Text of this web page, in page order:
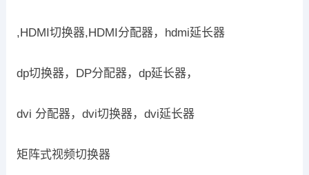
,HDMI切换器,HDMI分配器，hdmi延长器
dp切换器，DP分配器，dp延长器，
dvi 分配器，dvi切换器，dvi延长器
矩阵式视频切换器